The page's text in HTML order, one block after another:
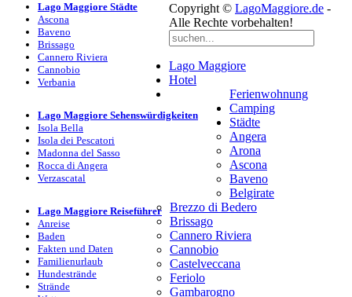
Lago Maggiore Städte
Ascona
Baveno
Brissago
Cannero Riviera
Cannobio
Verbania
Lago Maggiore Sehenswürdigkeiten
Isola Bella
Isola dei Pescatori
Madonna del Sasso
Rocca di Angera
Verzascatal
Lago Maggiore Reiseführer
Anreise
Baden
Fakten und Daten
Familienurlaub
Hundestrände
Strände
Copyright © LagoMaggiore.de -
Alle Rechte vorbehalten!
Lago Maggiore
Hotel
Ferienwohnung
Camping
Städte
Angera
Arona
Ascona
Baveno
Belgirate
Brezzo di Bedero
Brissago
Cannero Riviera
Cannobio
Castelveccana
Feriolo
Gambarogno